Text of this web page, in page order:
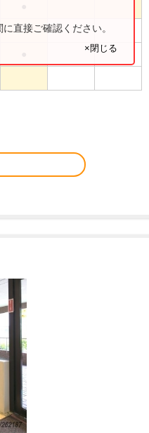
直接ご確認ください。
×閉じる